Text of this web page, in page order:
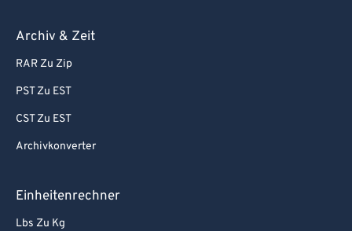
Archiv & Zeit
RAR Zu Zip
PST Zu EST
CST Zu EST
Archivkonverter
Einheitenrechner
Lbs Zu Kg